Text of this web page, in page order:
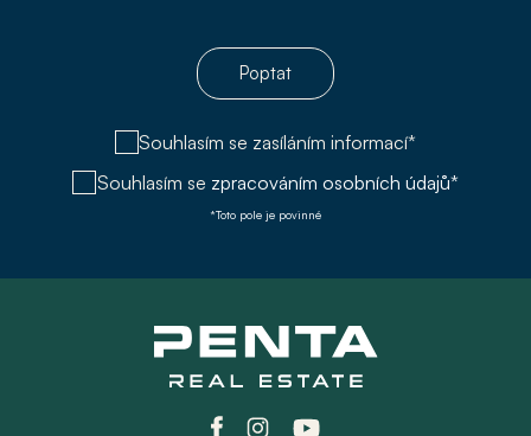
Poptat
Souhlasím se zasíláním informací*
Souhlasím se zpracováním osobních údajů*
*Toto pole je povinné